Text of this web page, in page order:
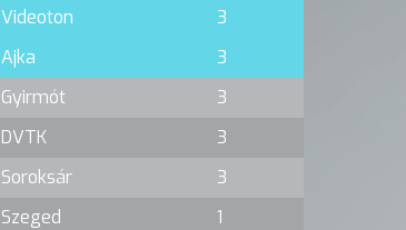
Videoton
3
Ajka
3
Gyirmót
3
DVTK
3
Soroksár
3
Szeged
1